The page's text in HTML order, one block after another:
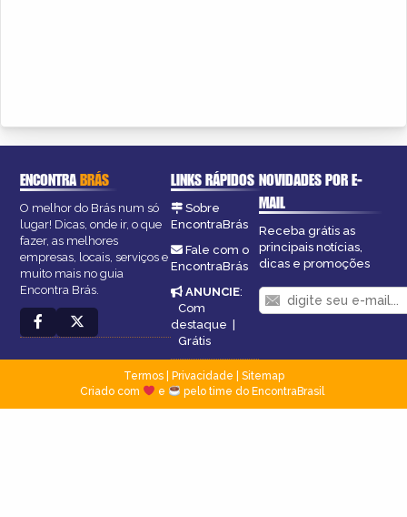
ENCONTRABRÁS
O melhor do Brás num só
lugar! Dicas, onde ir, o que
fazer, as melhores
empresas, locais, serviços e
muito mais no guia
Encontra Brás.
LINKS RÁPIDOS
Sobre
EncontraBrás
Fale com o
EncontraBrás
ANUNCIE:
Com
destaque |
Grátis
NOVIDADES POR E-
MAIL
Receba grátis as
principais notícias,
dicas e promoções
Termos| Privacidade
Sitemap
Criado com
e pelo time do EncontraBrasil